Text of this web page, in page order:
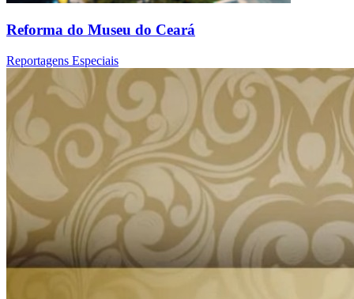
Reforma do Museu do Ceará
Reportagens Especiais